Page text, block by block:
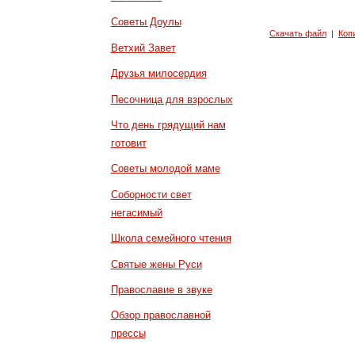
Советы Доулы
Ветхий Завет
Друзья милосердия
Песочница для взрослых
Что день грядущий нам
готовит
Советы молодой маме
Соборности свет
негасимый
Школа семейного чтения
Святые жены Руси
Православие в звуке
Обзор православной
прессы
Скачать файл|